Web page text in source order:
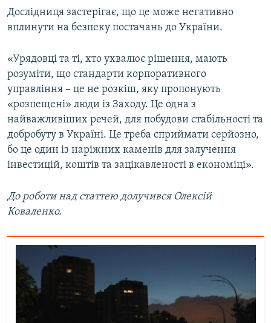
Дослідниця застерігає, що це може негативно
вплинути на безпеку постачань до України.
«Урядовці та ті, хто ухвалює рішення, мають
розуміти, що стандарти корпоративного
управління – це не розкіш, яку пропонують
«розпещені» люди із Заходу. Це одна з
найважливіших речей, для побудови стабільності та
добробуту в Україні. Це треба сприймати серйозно,
бо це один із наріжних каменів для залучення
інвестицій, коштів та зацікавленості в економіці».
До роботи над статтею долучився Олексій
Коваленко.